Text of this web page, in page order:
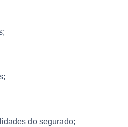
do segurado;